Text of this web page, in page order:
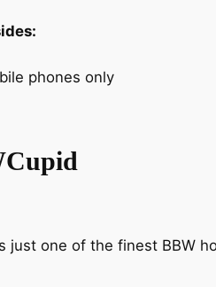
phones only
just one of the finest BBW